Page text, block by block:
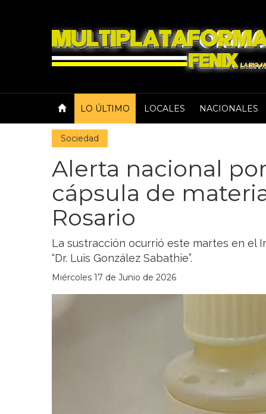
LO ÚLTIMO LOCALES NACIONALES
Sociedad
Alerta nacional
cápsula de
Rosario
La sustracción ocurrió este martes en el
“Dr. Luis González Sabathie”.
Miércoles 17 de Junio de 2026